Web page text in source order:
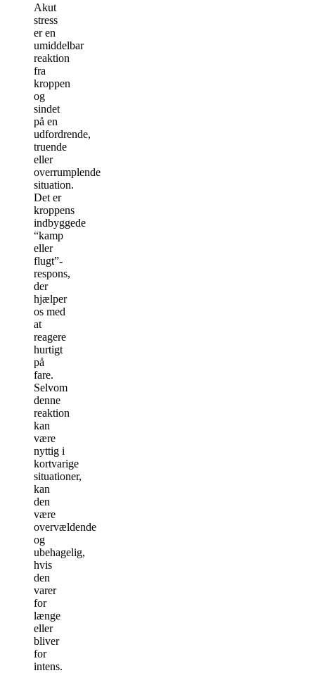
Akut
stress
er en
umiddelbar
reaktion
fra
kroppen
og
sindet
på en
udfordrende,
truende
eller
overrumplende
situation.
Det er
kroppens
indbyggede
“kamp
eller
flugt”-
respons,
der
hjælper
os med
at
reagere
hurtigt
på
fare.
Selvom
denne
reaktion
kan
være
nyttig i
kortvarige
situationer,
kan
den
være
overvældende
og
ubehagelig,
hvis
den
varer
for
længe
eller
bliver
for
intens.